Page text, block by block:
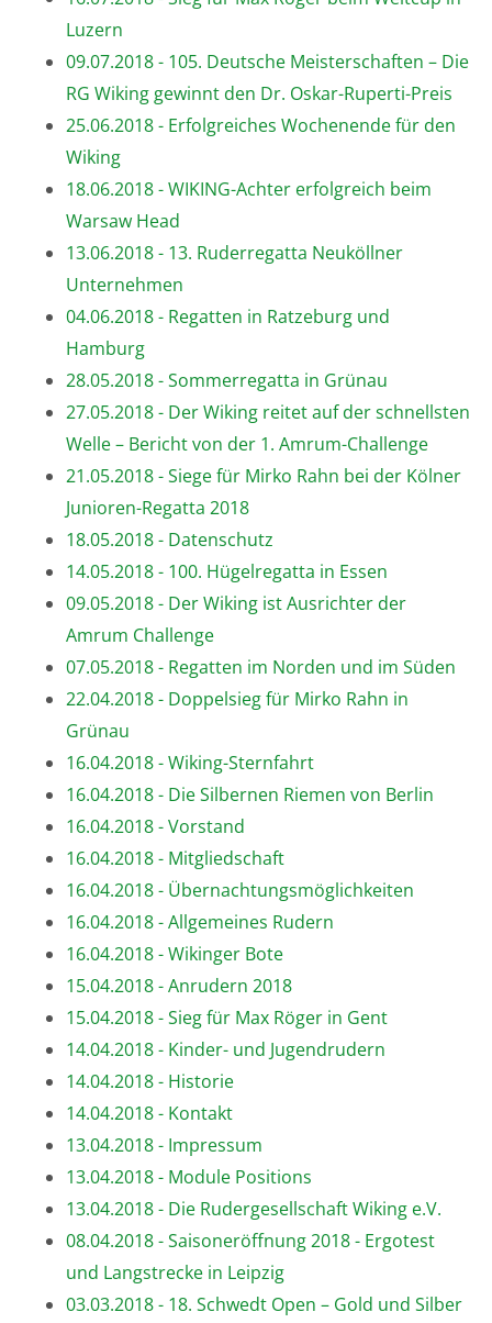
Luzern
09.07.2018 - 105. Deutsche Meisterschaften – Die
RG Wiking gewinnt den Dr. Oskar-Ruperti-Preis
25.06.2018 - Erfolgreiches Wochenende für den
Wiking
18.06.2018 - WIKING-Achter erfolgreich beim
Warsaw Head
13.06.2018 - 13. Ruderregatta Neuköllner
Unternehmen
04.06.2018 - Regatten in Ratzeburg und
Hamburg
28.05.2018 - Sommerregatta in Grünau
27.05.2018 - Der Wiking reitet auf der schnellsten
Welle – Bericht von der 1. Amrum-Challenge
21.05.2018 - Siege für Mirko Rahn bei der Kölner
Junioren-Regatta 2018
18.05.2018 - Datenschutz
14.05.2018 - 100. Hügelregatta in Essen
09.05.2018 - Der Wiking ist Ausrichter der
Amrum Challenge
07.05.2018 - Regatten im Norden und im Süden
22.04.2018 - Doppelsieg für Mirko Rahn in
Grünau
16.04.2018 - Wiking-Sternfahrt
16.04.2018 - Die Silbernen Riemen von Berlin
16.04.2018 - Vorstand
16.04.2018 - Mitgliedschaft
16.04.2018 - Übernachtungsmöglichkeiten
16.04.2018 - Allgemeines Rudern
16.04.2018 - Wikinger Bote
15.04.2018 - Anrudern 2018
15.04.2018 - Sieg für Max Röger in Gent
14.04.2018 - Kinder- und Jugendrudern
14.04.2018 - Historie
14.04.2018 - Kontakt
13.04.2018 - Impressum
13.04.2018 - Module Positions
13.04.2018 - Die Rudergesellschaft Wiking e.V.
08.04.2018 - Saisoneröffnung 2018 - Ergotest
und Langstrecke in Leipzig
03.03.2018 - 18. Schwedt Open – Gold und Silber